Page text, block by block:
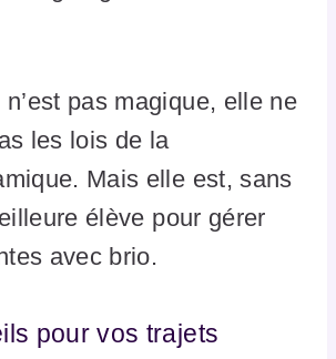
pas magique, elle ne
les lois de la
Mais elle est, sans
élève pour gérer
avec brio.
pour vos trajets